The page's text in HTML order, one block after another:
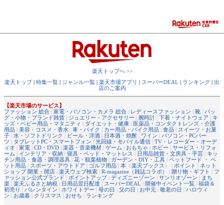
楽天トップへ >>
楽天トップ| 特集一覧 | ジャンル一覧 | 楽天市場アプリ | スーパーDEAL | ランキング | 出
店のご案内
【楽天市場のサービス】
ファッション 総合 | 家電・パソコン・カメラ 総合 | レディースファッション | 靴 | バッ
グ・小物・ブランド雑貨 | ジュエリー・アクセサリー | 腕時計 | 下着・ナイトウェア | キ
ッズ・ベビー用品・マタニティ | ダイエット・健康 | 医薬品・コンタクトレンズ・介護
用品 | 美容・コスメ・香水 | 車・バイク | カー用品・バイク用品 | 食品 | スイーツ・お菓
子 | 水・ソフトドリンク | ビール・洋酒 | 日本酒・焼酎 | ワイン | パソコン・PCパー
ツ | タブレットPC・スマートフォン | 光回線・モバイル通信 | TV・レコーダー・オーデ
ィオ | 家電 | CD・DVD | 楽器・音楽機材 | ゲーム | おもちゃ | ホビー | サービス・リフォ
ーム | インテリア・収納 | 寝具・ベッド・マットレス | 日用品雑貨・文房具・手芸 | キッ
チン用品・食器・調理器具 | 花・観葉植物 | ガーデン・DIY・工具 | ペットフード ・ ペ
ット用品 | スポーツ・アウトドア | ゴルフ用品 | 本 （楽天ブックス ） | ポイント | ネット
ショップ 開業・開店 | 楽天ウェブ検索 | R-magazine（雑誌コラボ） | 贈り物・ギフト | フ
ァッション公式ブランド | ポイントアップ| ディズニーゾーン | サンリオゾーン | まち
楽 | 楽天ふるさと納税 | 日用品翌日配達 | スーパーDEAL | 開催中イベント一覧 | 福袋＆
初売り | バレンタイン | ホワイトデー | 母の日 | 父の日 | お中元 | 敬老の日 | ハロウィ
ン | お歳暮 | クリスマス | おせち | ランキング